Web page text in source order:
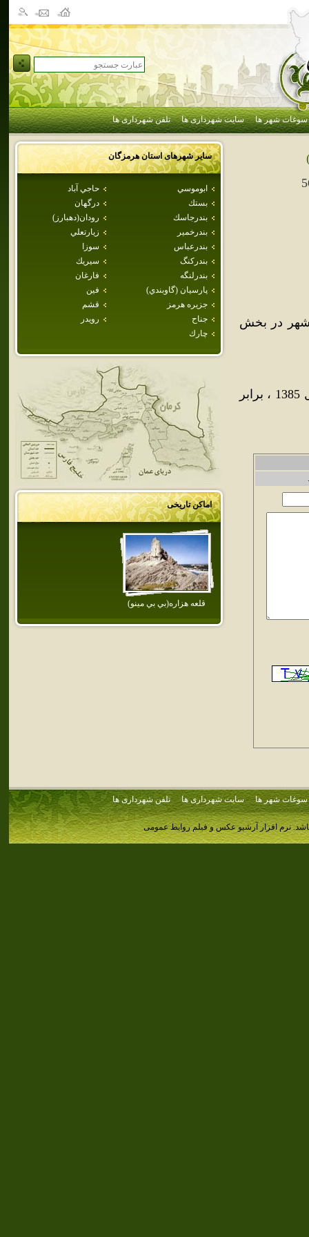
سوغات شهر ها سایت شهرداری ها تلفن شهرداری ها
سایر شهرهای استانهرمزگان
ابوموسي
حاجي آباد
بستك
درگهان
بندرجاسك
رودان(دهبارز)
بندرخمير
زيارتعلي
بندرعباس
سوزا
بندركنگ
سيريك
بندرلنگه
فارغان
پارسيان (گاوبندي)
فين
جزيره هرمز
قشم
جناح
رويدر
چارك
اماکن تاریخی
قلعه هزاره(بي بي مينو)
شهر در بخش
جمعيت شهر ميناب طبق سرشماري عمومي نفوس و مسكن در سال 1385 ، برابر
سوغات شهر ها سایت شهرداری ها تلفن شهرداری ها
نرم افزار آرشیو عکس و فیلم روابط عمومی